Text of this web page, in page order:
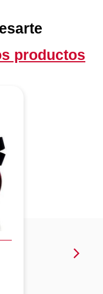
productos